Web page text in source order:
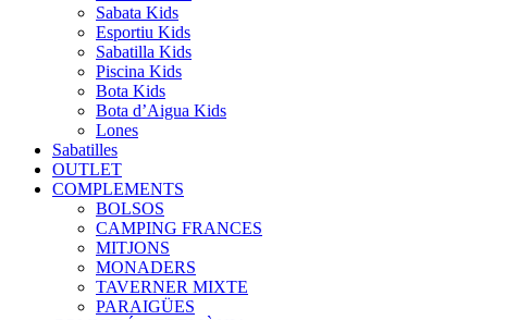
Sabata Kids
Esportiu Kids
Sabatilla Kids
Piscina Kids
Bota Kids
Bota d’Aigua Kids
Lones
Sabatilles
OUTLET
COMPLEMENTS
BOLSOS
CAMPING FRANCES
MITJONS
MONADERS
TAVERNER MIXTE
PARAIGÜES